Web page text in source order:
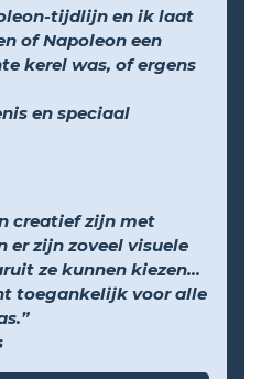
tijdlijn en ik laat
of Napoleon een
kerel was, of ergens
en speciaal
creatief zijn met
er zijn zoveel visuele
ze kunnen kiezen...
toegankelijk voor alle